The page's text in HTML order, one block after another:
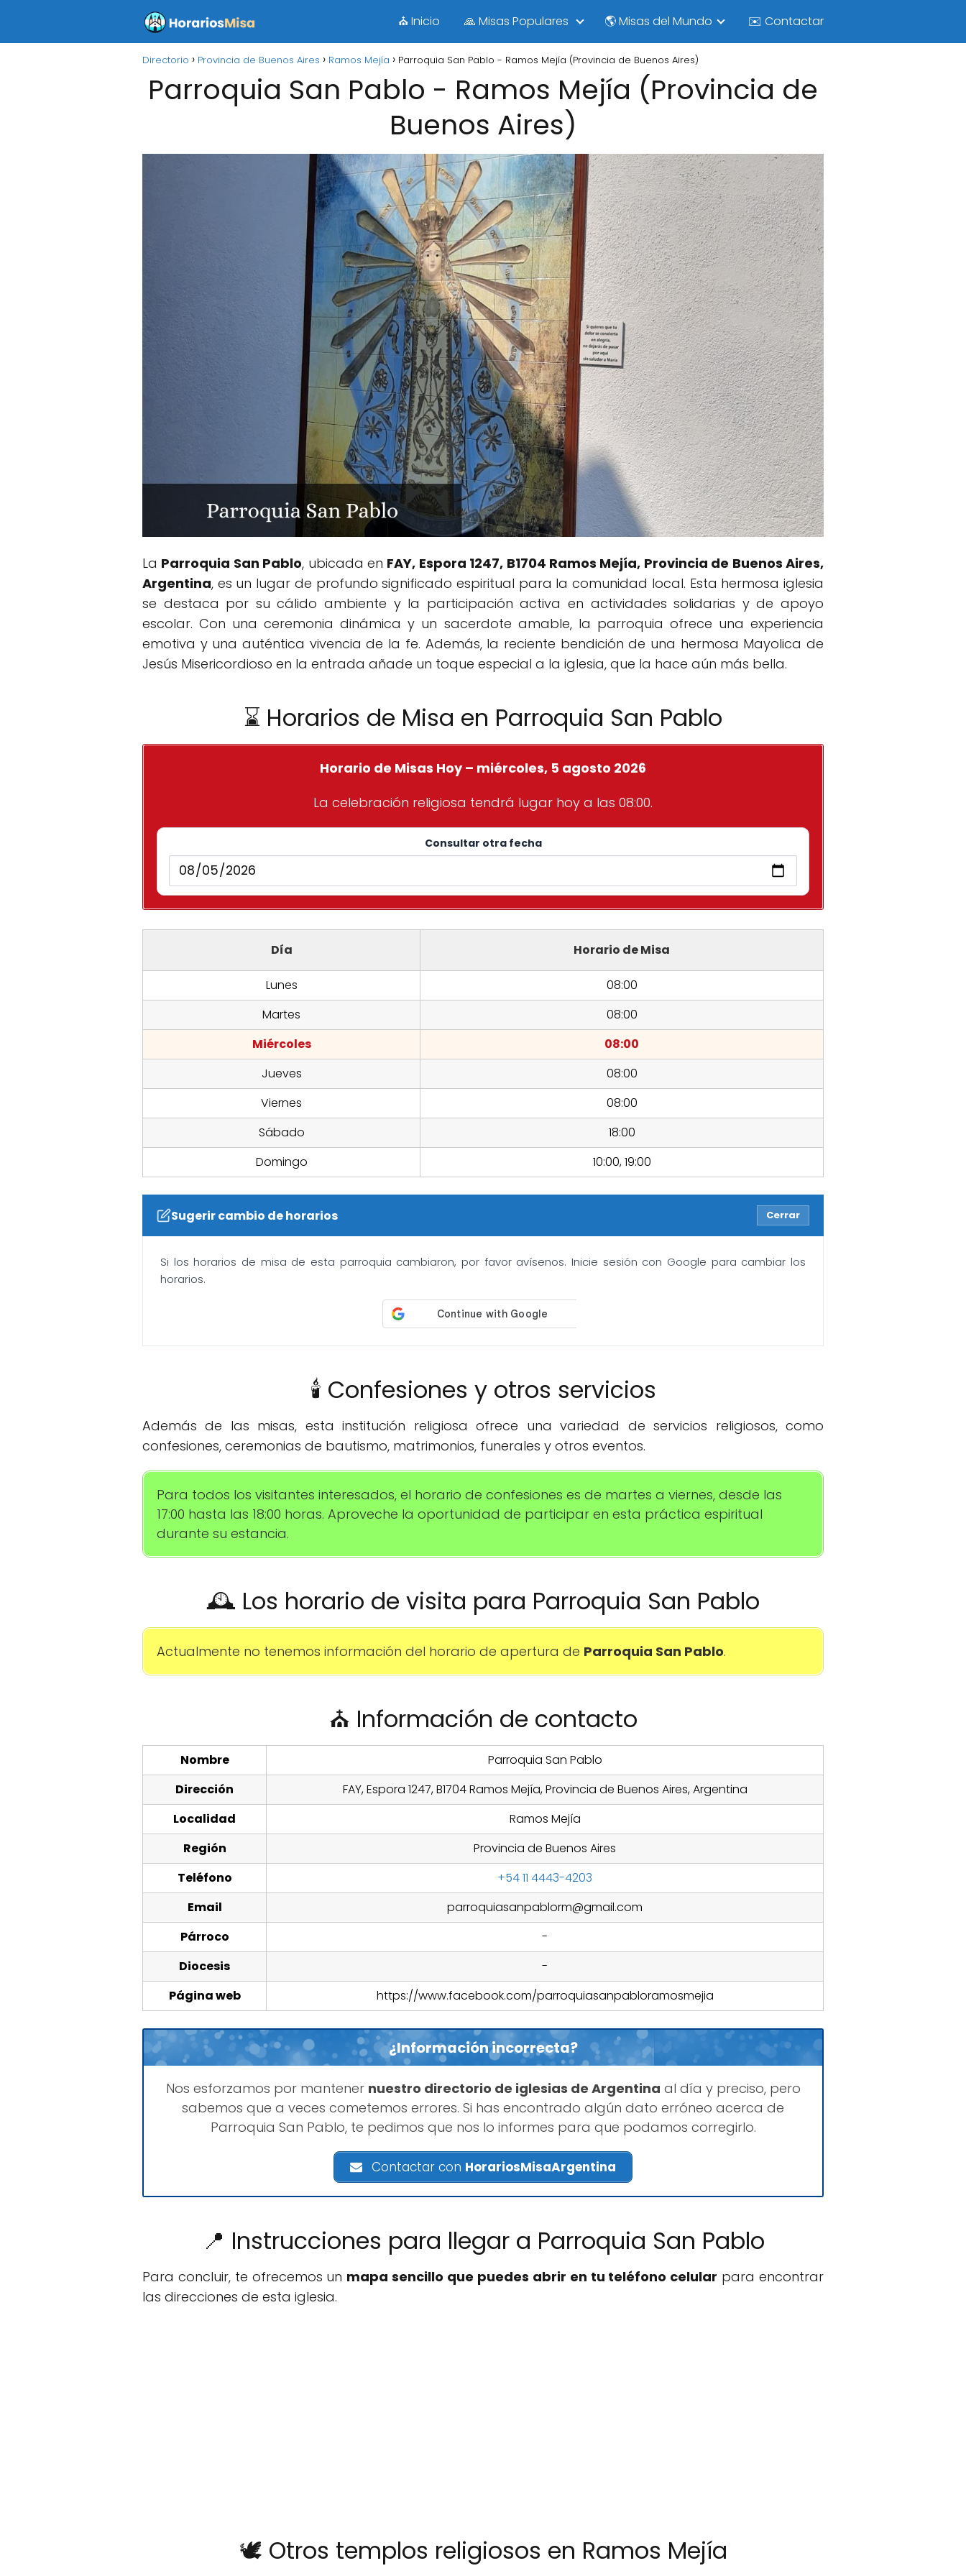
⛪ Inicio 🙏 Misas Populares 🌎 Misas del Mundo ✉️ Contactar
Directorio Provincia de Buenos Aires Ramos Mejía Parroquia San Pablo - Ramos Mejía (Provincia de Buenos Aires)
Parroquia San Pablo - Ramos Mejía (Provincia de
Buenos Aires)
La Parroquia San Pablo, ubicada en FAY, Espora 1247, B1704 Ramos Mejía, Provincia de Buenos Aires,
Argentina, es un lugar de profundo significado espiritual para la comunidad local. Esta hermosa iglesia
se destaca por su cálido ambiente y la participación activa en actividades solidarias y de apoyo
escolar. Con una ceremonia dinámica y un sacerdote amable, la parroquia ofrece una experiencia
emotiva y una auténtica vivencia de la fe. Además, la reciente bendición de una hermosa Mayolica de
Jesús Misericordioso en la entrada añade un toque especial a la iglesia, que la hace aún más bella.
⌛ Horarios de Misa en Parroquia San Pablo
Horario de Misas Hoy – miércoles, 5 agosto 2026
La celebración religiosa tendrá lugar hoy a las 08:00.
Consultar otra fecha
Día Horario de Misa
Lunes
08:00
Martes
08:00
Miércoles
08:00
Jueves
08:00
Viernes
08:00
Sábado
18:00
Domingo
10:00, 19:00
Sugerir cambio de horarios Cerrar
Si los horarios de misa de esta parroquia cambiaron, por favor avísenos. Inicie sesión con Google para cambiar los
horarios.
🕯️ Confesiones y otros servicios
Además de las misas, esta institución religiosa ofrece una variedad de servicios religiosos, como
confesiones, ceremonias de bautismo, matrimonios, funerales y otros eventos.
Para todos los visitantes interesados, el horario de confesiones es de martes a viernes, desde las
17:00 hasta las 18:00 horas. Aproveche la oportunidad de participar en esta práctica espiritual
durante su estancia.
🕰️ Los horario de visita para Parroquia San Pablo
Actualmente no tenemos información del horario de apertura de Parroquia San Pablo.
⛪ Información de contacto
Nombre
Parroquia San Pablo
Dirección
FAY, Espora 1247, B1704 Ramos Mejía, Provincia de Buenos Aires, Argentina
Localidad
Ramos Mejía
Región
Provincia de Buenos Aires
Teléfono
+54 11 4443-4203
Email
parroquiasanpablorm@gmail.com
Párroco
-
Diocesis
-
Página web
https://www.facebook.com/parroquiasanpabloramosmejia
¿Información incorrecta?
Nos esforzamos por mantener nuestro directorio de iglesias de Argentina al día y preciso, pero
sabemos que a veces cometemos errores. Si has encontrado algún dato erróneo acerca de
Parroquia San Pablo, te pedimos que nos lo informes para que podamos corregirlo.
Contactar con HorariosMisaArgentina
📍 Instrucciones para llegar a Parroquia San Pablo
Para concluir, te ofrecemos un mapa sencillo que puedes abrir en tu teléfono celular para encontrar
las direcciones de esta iglesia.
🕊️ Otros templos religiosos en Ramos Mejía